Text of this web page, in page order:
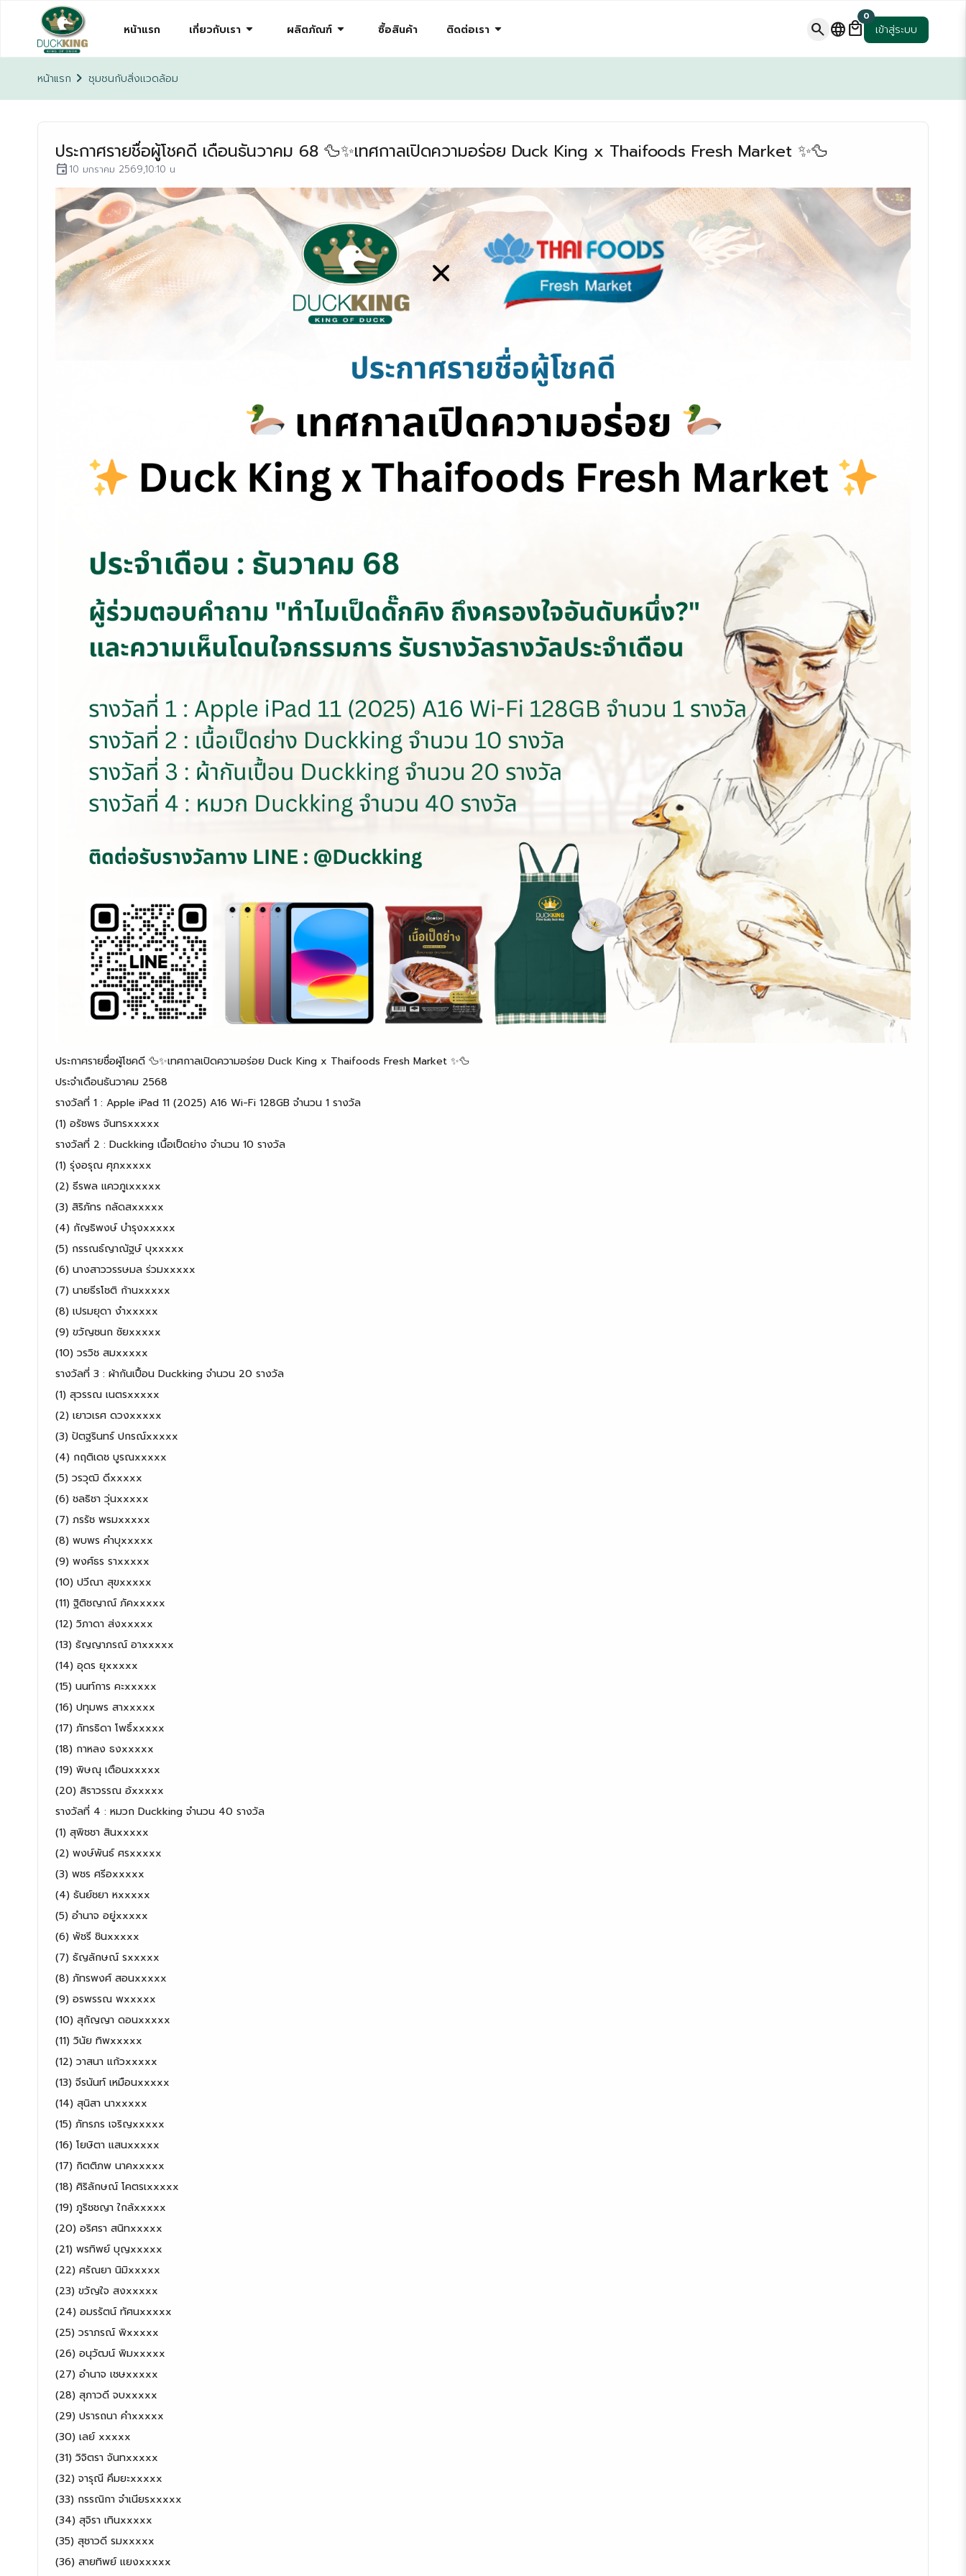
หน้าแรก เกี่ยวกับเรา arrow_drop_down ผลิตภัณฑ์ arrow_drop_down ซื้อสินค้า ติดต่อเรา arrow_drop_down search languagelocal_mall
0
เข้าสู่ระบบ
หน้าแรก chevron_right ชุมชนกับสิ่งเเวดล้อม
ประกาศรายชื่อผู้โชคดี เดือนธันวาคม 68 🦆✨เทศกาลเปิดความอร่อย Duck King x Thaifoods Fresh Market ✨🦆
event 10 มกราคม 2569,10:10 น
ประกาศรายชื่อผู้โชคดี 🦆✨เทศกาลเปิดความอร่อย Duck King x Thaifoods Fresh Market ✨🦆
ประจำเดือนธันวาคม 2568
รางวัลที่ 1 : Apple iPad 11 (2025) A16 Wi-Fi 128GB จำนวน 1 รางวัล
(1) อรัชพร จันทรxxxxx
รางวัลที่ 2 : Duckking เนื้อเป็ดย่าง จำนวน 10 รางวัล
(1) รุ่งอรุณ ศุภxxxxx
(2) ธีรพล แควภูเxxxxx
(3) สิริภัทร กลัดสxxxxx
(4) กัญธิพงษ์ บำรุงxxxxx
(5) กรรณธ์ญาณัฐษ์ บุxxxxx
(6) นางสาววรรษมล ร่วมxxxxx
(7) นายธีรโชติ ก้านxxxxx
(8) เปรมยุดา งำxxxxx
(9) ขวัญชนก ชัยxxxxx
(10) วรวิช สมxxxxx
รางวัลที่ 3 : ผ้ากันเปื้อน Duckking จำนวน 20 รางวัล
(1) สุวรรณ เนตรxxxxx
(2) เยาวเรศ ดวงxxxxx
(3) ปัตฐรินทร์ ปกรณ์xxxxx
(4) กฤติเดช บูรณxxxxx
(5) วรวุฒิ ดีxxxxx
(6) ชลธิชา วุ่นxxxxx
(7) ภรรัช พรมxxxxx
(8) พบพร คำบุxxxxx
(9) พงศ์ธร ราxxxxx
(10) ปวีณา สุขxxxxx
(11) ฐิติชญาณ์ ภัคxxxxx
(12) วิภาดา ส่งxxxxx
(13) ธัญญาภรณ์ อาxxxxx
(14) อุดร ยุxxxxx
(15) นนท์การ คะxxxxx
(16) ปทุมพร สาxxxxx
(17) ภัทรธิดา โพธิ์xxxxx
(18) กาหลง ธงxxxxx
(19) พิษณุ เตือนxxxxx
(20) สิราวรรณ อ้xxxxx
รางวัลที่ 4 : หมวก Duckking จำนวน 40 รางวัล
(1) สุพิชชา สินxxxxx
(2) พงษ์พันธ์ ศรxxxxx
(3) พชร ศรีอxxxxx
(4) ธันย์ชยา หxxxxx
(5) อำนาจ อยู่xxxxx
(6) พัชรี ชินxxxxx
(7) ธัญลักษณ์ รxxxxx
(8) ภัทรพงศ์ สอนxxxxx
(9) อรพรรณ พxxxxx
(10) สุกัญญา ดอนxxxxx
(11) วินัย ทิพxxxxx
(12) วาสนา แก้วxxxxx
(13) จีรนันท์ เหมือนxxxxx
(14) สุนิสา นาxxxxx
(15) ภัทรภร เจริญxxxxx
(16) โยษิตา แสนxxxxx
(17) กิตติภพ นาคxxxxx
(18) ศิริลักษณ์ โคตรเxxxxx
(19) ภูริชชญา ใกล้xxxxx
(20) อริศรา สนิทxxxxx
(21) พรทิพย์ บุญxxxxx
(22) ศรัณยา นิมิxxxxx
(23) ขวัญใจ สงxxxxx
(24) อมรรัตน์ ทัศนxxxxx
(25) วราภรณ์ พิxxxxx
(26) อนุวัฒน์ พิมxxxxx
(27) อำนาจ เชษxxxxx
(28) สุภาวดี จบxxxxx
(29) ปรารถนา คำxxxxx
(30) เลย์ xxxxx
(31) วิจิตรา จันทxxxxx
(32) จารุณี คึมยะxxxxx
(33) กรรณิกา จำเนียรxxxxx
(34) สุจิรา เทินxxxxx
(35) สุชาวดี รมxxxxx
(36) สายทิพย์ เเยงxxxxx